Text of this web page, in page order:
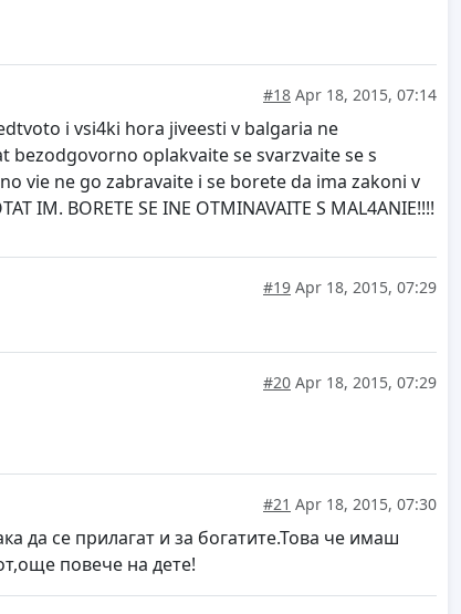
#18 Apr 18, 2015, 07:14
i vsi4ki hora jiveesti v balgaria ne
oplakvaite se svarzvaite se s
vie ne go zabravaite i se borete da ima zakoni v
IM. BORETE SE INE OTMINAVAITE S MAL4ANIE!!!!
#19 Apr 18, 2015, 07:29
#20 Apr 18, 2015, 07:29
#21 Apr 18, 2015, 07:30
да се прилагат и за богатите.Това че имаш
повече на дете!